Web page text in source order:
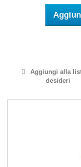
Aggiungi alla
desideri